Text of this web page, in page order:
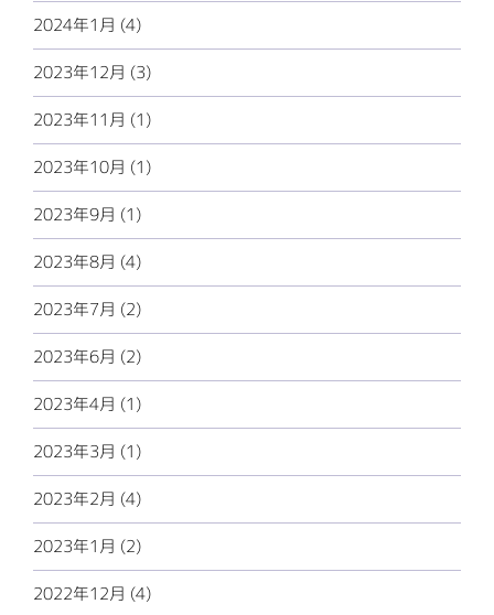
2024年1月 (4)
2023年12月 (3)
2023年11月 (1)
2023年10月 (1)
2023年9月 (1)
2023年8月 (4)
2023年7月 (2)
2023年6月 (2)
2023年4月 (1)
2023年3月 (1)
2023年2月 (4)
2023年1月 (2)
2022年12月 (4)